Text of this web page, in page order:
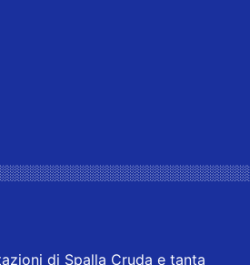
di Spalla Cruda e tanta